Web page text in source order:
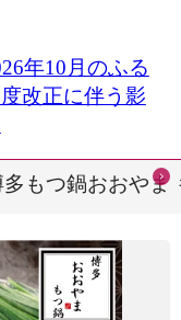
年10月のふる
改正に伴う影
多もつ鍋おおやま